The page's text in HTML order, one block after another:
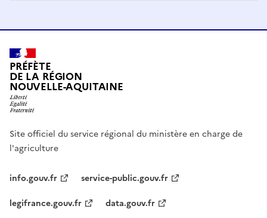
PRÉFÈTE
DE LA RÉGION
NOUVELLE-AQUITAINE
Site officiel du service régional du ministère en charge de
l'agriculture
info.gouv.fr
service-public.gouv.fr
legifrance.gouv.fr
data.gouv.fr